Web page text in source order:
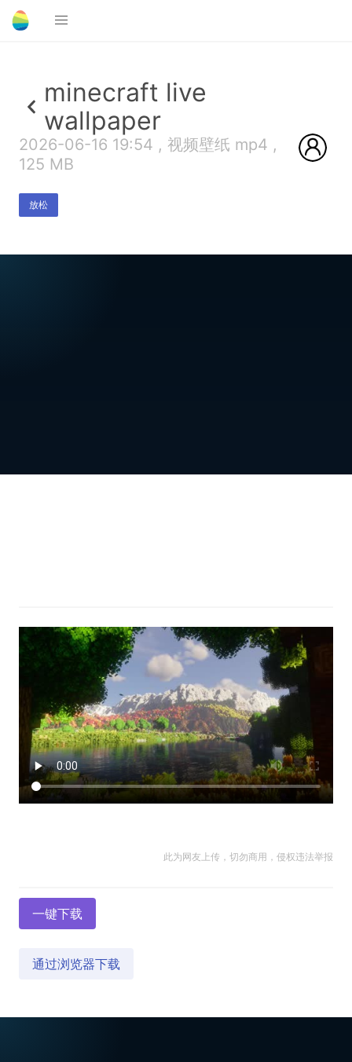
minecraft live
wallpaper
2026-06-16 19:54 , 视频壁纸 mp4 ,
125 MB
放松
此为网友上传，切勿商用，侵权违法举报
一键下载
通过浏览器下载